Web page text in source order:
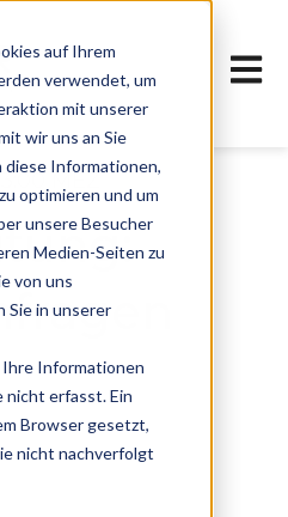
auf Ihrem
verwendet, um
mit unserer
wir uns an Sie
diese Informationen,
optimieren und um
unsere Besucher
Medien-Seiten zu
von uns
Sie in unserer
Ihre Informationen
nicht erfasst. Ein
Browser gesetzt,
nicht nachverfolgt
MEZ